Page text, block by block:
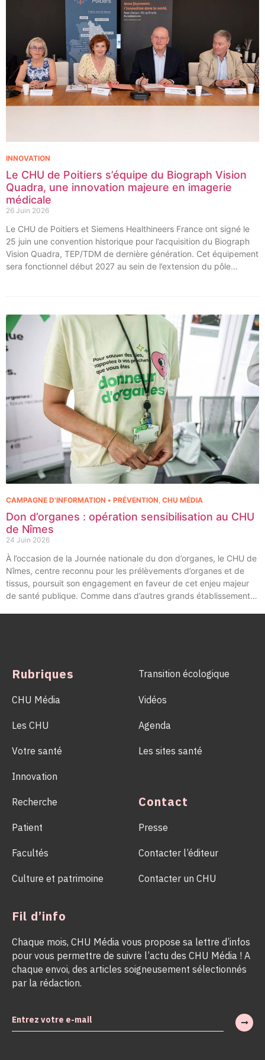
Le CHU de Poitiers s’équipe du Biograph Vision
Quadra, une innovation majeure en imagerie
médicale
26 Juin 2026
INNOVATION
Le CHU de Poitiers et Siemens Healthineers France ont signé le
25 juin une convention historique pour l’acquisition du Biograph
Vision Quadra, TEP/TDM de dernière génération. Cet équipement
sera fonctionnel début 2027 au sein de l’extension du pôle
l’acquisition et l’installation de l’équipement au cœur même du
pôle régional de cancérologie.
Don d’organes : opération sensibilisation au CHU
de Nîmes
24 Juin 2026
CAMPAGNE D'INFORMATION • PRÉVENTION, CHU MÉDIA
À l’occasion de la Journée nationale du don d’organes, le CHU de
Nîmes, centre reconnu pour les prélèvements d’organes et de
tissus, poursuit son engagement en faveur de cet enjeu majeur
de santé publique. Comme dans d’autres grands établissements
Rubriques
CHU Média
Les CHU
Votre santé
Innovation
Recherche
Patient
Facultés
Culture et patrimoine
Transition écologique
Vidéos
Agenda
Les sites santé
Contact
Presse
Contacter l’éditeur
Contacter un CHU
Fil d’info
Chaque mois, CHU Média vous propose sa lettre d’infos
pour vous permettre de suivre l’actu des CHU Média ! A
chaque envoi, des articles soigneusement sélectionnés
par la rédaction.